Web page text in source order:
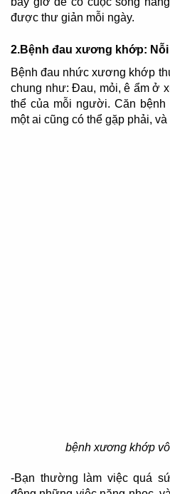
được thư giản mỗi ngày.
2.Bệnh đau xương khớp:
Bệnh đau nhức xương khớp
chung như: Đau, mỏi, ê ẩm ở
thể của mỗi người. Căn
một ai cũng có thể gặp phải,
bệnh xương khớp
-Bạn thường làm việc quá